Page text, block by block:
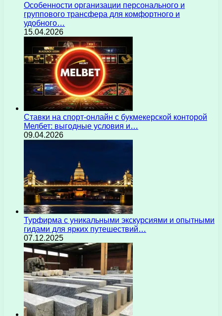
Особенности организации персонального и
группового трансфера для комфортного и
удобного…
15.04.2026
Ставки на спорт-онлайн с букмекерской конторой
Мелбет: выгодные условия и…
09.04.2026
Турфирма с уникальными экскурсиями и опытными
гидами для ярких путешествий…
07.12.2025